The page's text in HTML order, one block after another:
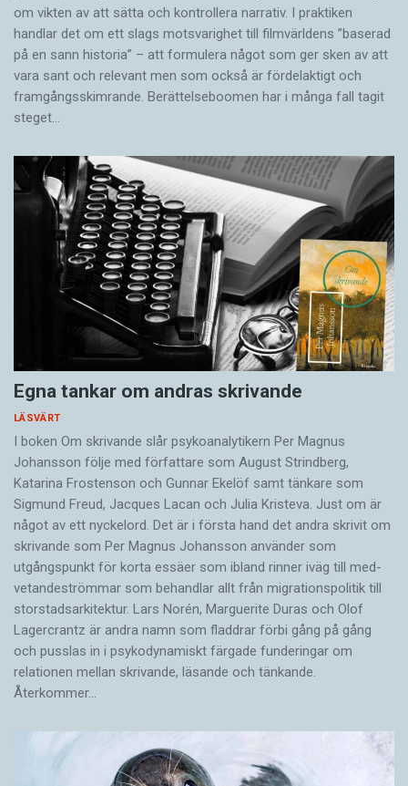
om vikten av att sätta och kontrollera narrativ. I praktiken
handlar det om ett slags motsvarighet till filmvärldens ”baserad
på en sann historia” – att formulera något som ger sken av att
vara sant och ­relevant men som också är fördelaktigt och
framgångsskimrande. Berättelseboomen har i många fall tagit
steget…
Egna tankar om andras skrivande
LÄSVÄRT
I boken Om skrivande slår psykoanalytikern Per Magnus
Johansson följe med författare som August Strindberg,
Katarina Frostenson och Gunnar Ekelöf samt tänkare som
Sigmund Freud, Jacques Lacan och Julia Kristeva. Just om är
något av ett nyckelord. Det är i första hand det andra skrivit om
skrivande som Per Magnus Johansson använder som
utgångspunkt för korta essäer som ibland rinner iväg till med­
vetandeströmmar som behandlar allt från migrationspolitik till
storstadsarkitektur. Lars Norén, Marguerite Duras och Olof
Lagercrantz är andra namn som fladdrar förbi gång på gång
och pusslas in i psykodynamiskt färgade funderingar om
relationen mellan skrivande, läsande och tänkande.
Återkommer…